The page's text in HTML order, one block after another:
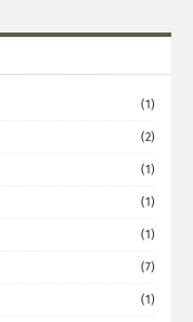
(1)
(2)
(1)
(1)
(1)
(7)
(1)